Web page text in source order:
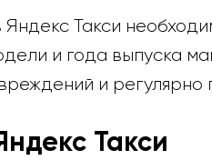
Такси
и года выпуска
и
Такси